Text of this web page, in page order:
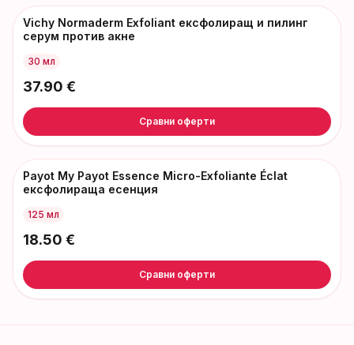
Vichy Normaderm Exfoliant ексфолиращ и пилинг
серум против акне
30 мл
37.90 €
Сравни оферти
Payot My Payot Essence Micro-Exfoliante Éclat
ексфолираща есенция
125 мл
18.50 €
Сравни оферти